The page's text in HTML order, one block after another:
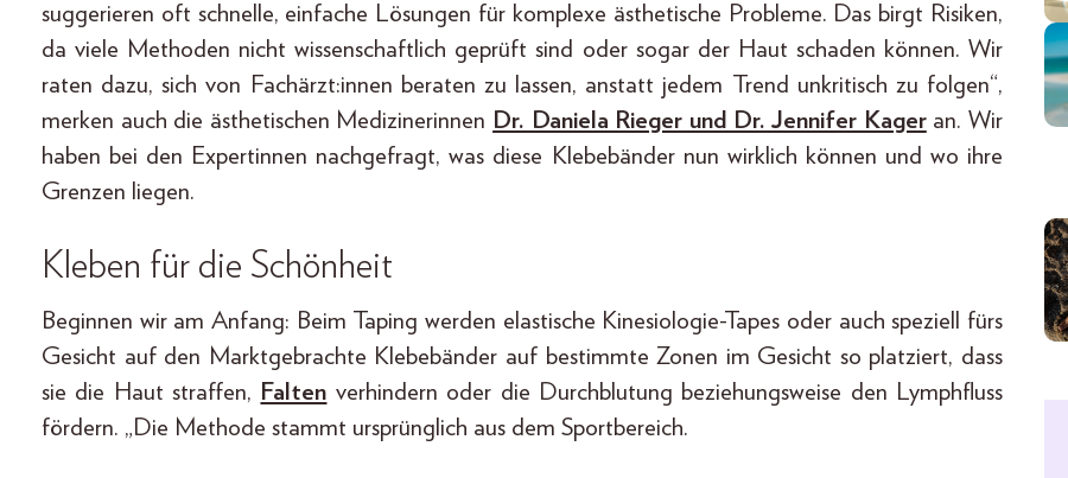
suggerieren oft schnelle, einfache Lösungen für komplexe ästhetische Probleme. Das birgt Risiken,
da viele Methoden nicht wissenschaftlich geprüft sind oder sogar der Haut schaden können. Wir
raten dazu, sich von Fachärzt:innen beraten zu lassen, anstatt jedem Trend unkritisch zu folgen“,
merken auch die ästhetischen Medizinerinnen Dr. Daniela Rieger und Dr. Jennifer Kageran. Wir
haben bei den Expertinnen nachgefragt, was diese Klebebänder nun wirklich können und wo ihre
Grenzen liegen.
Kleben für die Schönheit
Beginnen wir am Anfang: Beim Taping werden elastische Kinesiologie-Tapes oder auch speziell fürs
Gesicht auf den Marktgebrachte Klebebänder auf bestimmte Zonen im Gesicht so platziert, dass
sie die Haut straffen, Falten verhindern oder die Durchblutung beziehungsweise den Lymphfluss
fördern. „Die Methode stammt ursprünglich aus dem Sportbereich.